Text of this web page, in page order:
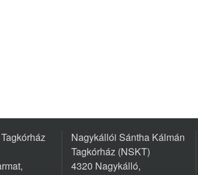
Nagykállói Sántha Kálmán
Tagkórház (NSKT)
4320 Nagykálló,